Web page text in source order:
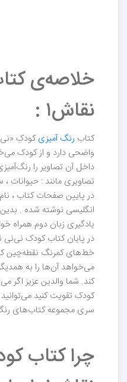
خلاصه‌ی
نقاش۱ :
کتاب رنگ آمیزیکودکِ
واضحی دارد و از کودک
داخل آن تصاویر را
تصاویری مانند : حیوانات
در پایین صفحات کتاب ،
انگلیسی نوشته شده .
یادگیری زبان دوم همراه
خط‌های کمرنگ نقطه‌چین
می‌خواهد آن‌ها را به
کند. شما والدین عزیز اگر
سری مجموعه کتاب‌های
چرا کتاب